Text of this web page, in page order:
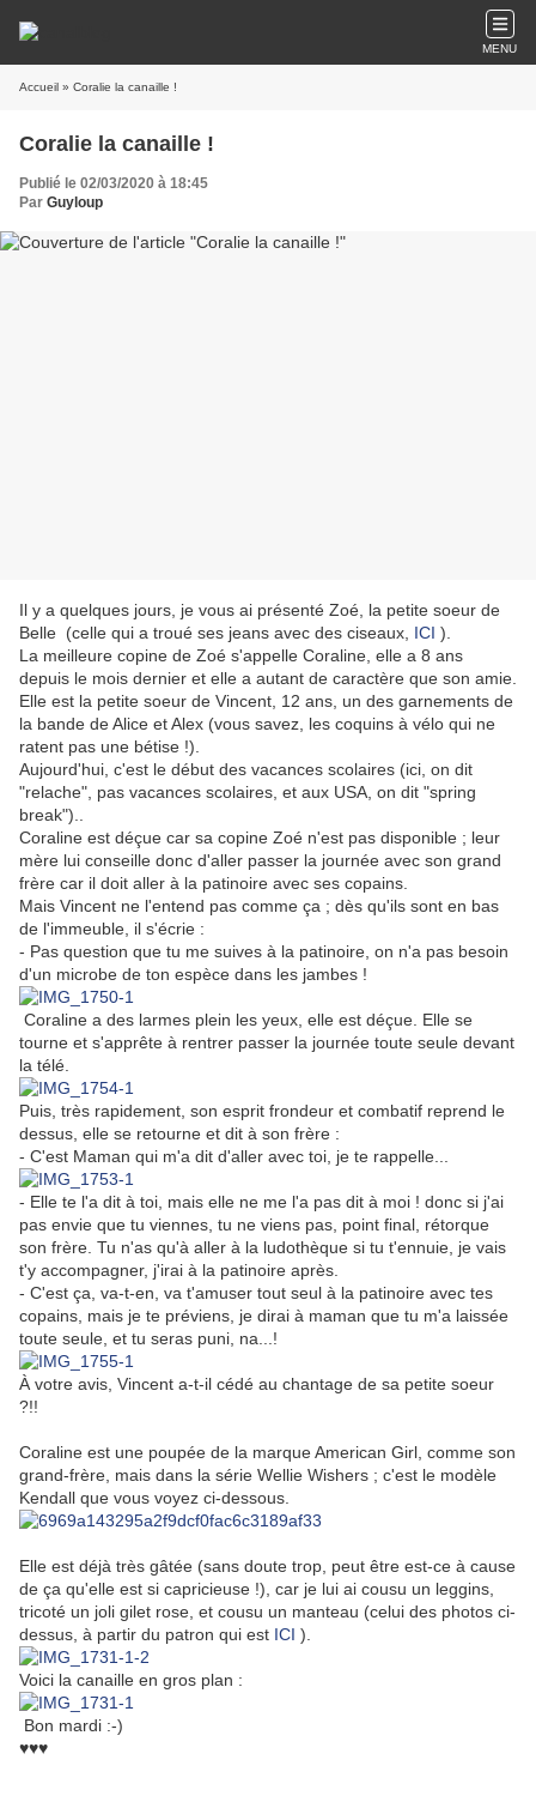
MENU
Accueil » Coralie la canaille !
Coralie la canaille !
Publié le 02/03/2020 à 18:45
Par Guyloup
Il y a quelques jours, je vous ai présenté Zoé, la petite soeur de
Belle (celle qui a troué ses jeans avec des ciseaux, ICI ).
La meilleure copine de Zoé s'appelle Coraline, elle a 8 ans
depuis le mois dernier et elle a autant de caractère que son amie.
Elle est la petite soeur de Vincent, 12 ans, un des garnements de
la bande de Alice et Alex (vous savez, les coquins à vélo qui ne
ratent pas une bétise !).
Aujourd'hui, c'est le début des vacances scolaires (ici, on dit
"relache", pas vacances scolaires, et aux USA, on dit "spring
break")..
Coraline est déçue car sa copine Zoé n'est pas disponible ; leur
mère lui conseille donc d'aller passer la journée avec son grand
frère car il doit aller à la patinoire avec ses copains.
Mais Vincent ne l'entend pas comme ça ; dès qu'ils sont en bas
de l'immeuble, il s'écrie :
- Pas question que tu me suives à la patinoire, on n'a pas besoin
d'un microbe de ton espèce dans les jambes !
Coraline a des larmes plein les yeux, elle est déçue. Elle se
tourne et s'apprête à rentrer passer la journée toute seule devant
la télé.
Puis, très rapidement, son esprit frondeur et combatif reprend le
dessus, elle se retourne et dit à son frère :
- C'est Maman qui m'a dit d'aller avec toi, je te rappelle...
- Elle te l'a dit à toi, mais elle ne me l'a pas dit à moi ! donc si j'ai
pas envie que tu viennes, tu ne viens pas, point final, rétorque
son frère. Tu n'as qu'à aller à la ludothèque si tu t'ennuie, je vais
t'y accompagner, j'irai à la patinoire après.
- C'est ça, va-t-en, va t'amuser tout seul à la patinoire avec tes
copains, mais je te préviens, je dirai à maman que tu m'a laissée
toute seule, et tu seras puni, na...!
À votre avis, Vincent a-t-il cédé au chantage de sa petite soeur
?!!
Coraline est une poupée de la marque American Girl, comme son
grand-frère, mais dans la série Wellie Wishers ; c'est le modèle
Kendall que vous voyez ci-dessous.
Elle est déjà très gâtée (sans doute trop, peut être est-ce à cause
de ça qu'elle est si capricieuse !), car je lui ai cousu un leggins,
tricoté un joli gilet rose, et cousu un manteau (celui des photos ci-
dessus, à partir du patron qui est ICI ).
Voici la canaille en gros plan :
Bon mardi :-)
♥♥♥